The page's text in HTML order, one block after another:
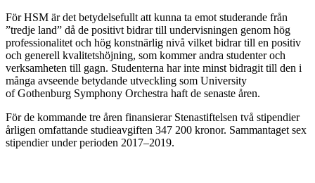
För HSM är det betydelsefullt att kunna ta emot studerande från
”tredje land” då de positivt bidrar till undervisningen genom hög
professionalitet och hög konstnärlig nivå vilket bidrar till en positiv
och generell kvalitetshöjning, som kommer andra studenter och
verksamheten till gagn. Studenterna har inte minst bidragit till den i
många avseende betydande utveckling som University
of Gothenburg Symphony Orchestra haft de senaste åren.
För de kommande tre åren finansierar Stenastiftelsen två stipendier
årligen omfattande studieavgiften 347 200 kronor. Sammantaget sex
stipendier under perioden 2017–2019.